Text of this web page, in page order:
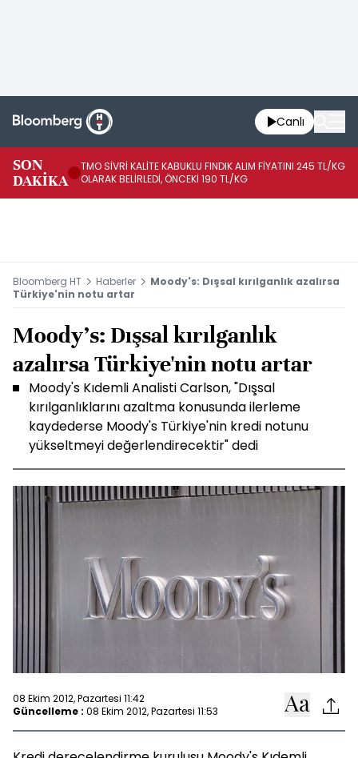
Canlı
SON
DAKİKA
TMO SİVRİ KALİTE KABUKLU FINDIK ALIM FİYATINI 245 TL/KG
OLARAK BELİRLEDİ, ÖNCEKİ 190 TL/KG
Bloomberg HT Haberler
Moody's: Dışsal kırılganlık azalırsa
Türkiye'nin notu artar
Moody's: Dışsal kırılganlık
azalırsa Türkiye'nin notu artar
Moody's Kıdemli Analisti Carlson, "Dışsal
kırılganlıklarını azaltma konusunda ilerleme
kaydederse Moody's Türkiye'nin kredi notunu
yükseltmeyi değerlendirecektir" dedi
08 Ekim 2012, Pazartesi 11:42
Güncelleme : 08 Ekim 2012, Pazartesi 11:53